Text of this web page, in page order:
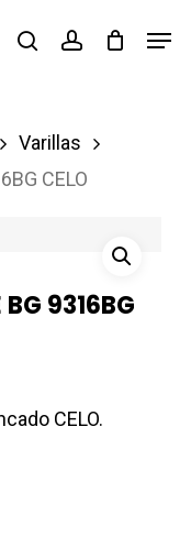
buscaraccount
Varillas
CELO
9316BG
CELO.